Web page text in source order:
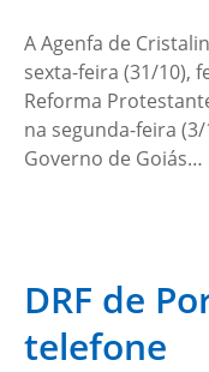
A Agenfa de
sexta-feira (31/10),
Reforma
na segunda-feira
Governo de Goiás…
DRF de
telefone